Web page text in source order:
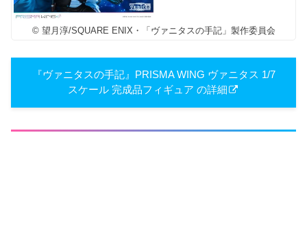
© 望月淳/SQUARE ENIX・「ヴァニタスの手記」製作委員会
『ヴァニタスの手記』PRISMA WING ヴァニタス 1/7
スケール 完成品フィギュア の詳細